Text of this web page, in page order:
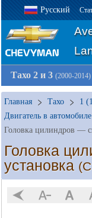
Русский
Тахо 2 и 3 (2000-2014)
Главная Тахо 1
Двигатель в автомобиле
Головка цилиндров —
Головка
установка